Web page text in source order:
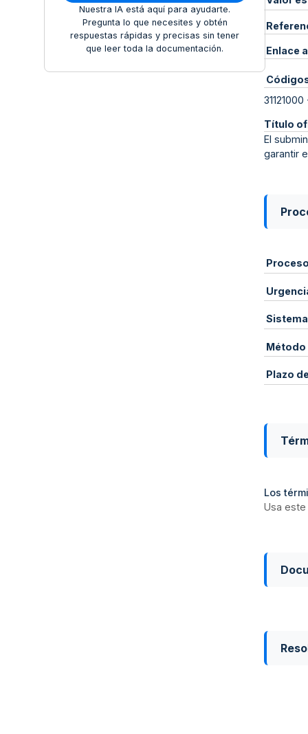
Nuestra IA está aquí para ayudarte.
Pregunta lo que necesites y obtén
respuestas rápidas y precisas sin tener
que leer toda la documentación.
Enlace
31121000
Título
El
garantir
Proceso
Método
Plazo
Los
Usa este